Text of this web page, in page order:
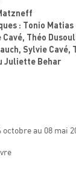
: Tonio
Cavé, Théo
Sylvie
Juliette Behar
au 08 mai